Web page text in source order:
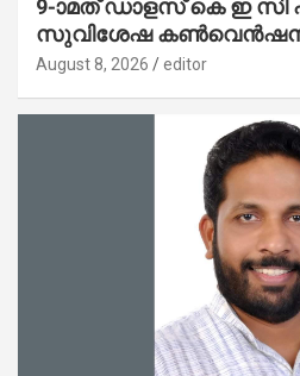
9-ാമത് ഡാളസ് കെ ഇ സി എഫ് സംയുക്ത
സുവിശേഷ
പ്രാർത്ഥനാനിർഭരമായ
August 8, 2026 editor